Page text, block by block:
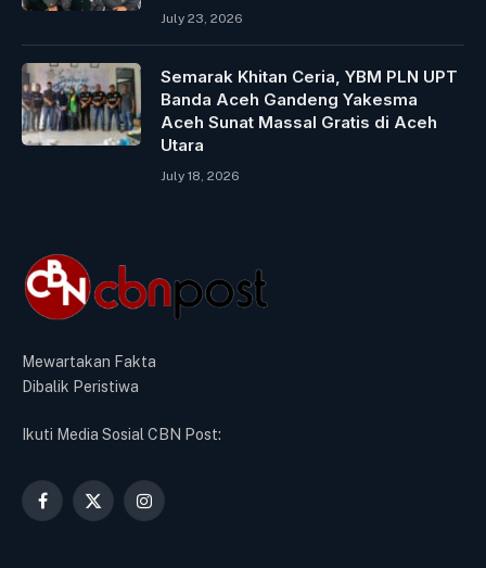
July 23, 2026
Semarak Khitan Ceria, YBM PLN UPT
Banda Aceh Gandeng Yakesma
Aceh Sunat Massal Gratis di Aceh
Utara
July 18, 2026
Mewartakan Fakta
Dibalik Peristiwa
Ikuti Media Sosial CBN Post:
Facebook
X
Instagram